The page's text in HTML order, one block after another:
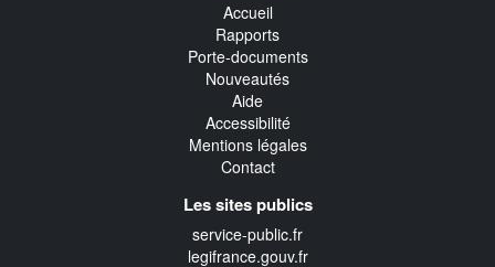
Accueil
Rapports
Porte-documents
Nouveautés
Aide
Accessibilité
Mentions légales
Contact
Les sites publics
service-public.fr
legifrance.gouv.fr